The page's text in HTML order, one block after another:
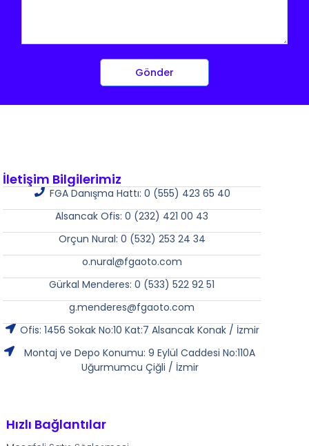
Gönder
Hızlı Bağlantılar
İletişim Bilgilerimiz
FGA Danışma Hattı: 0 (555) 423 65 40
Alsancak Ofis: 0 (232) 421 00 43
Orçun Nural: 0 (532) 253 24 34
o.nural@fgaoto.com
Gürkal Menderes: 0 (533) 522 92 51
g.menderes@fgaoto.com
Ofis: 1456 Sokak No:10 Kat:7 Alsancak Konak / İzmir
Montaj ve Depo Konumu: 9 Eylül Caddesi No:110A
Uğurmumcu Çiğli / İzmir